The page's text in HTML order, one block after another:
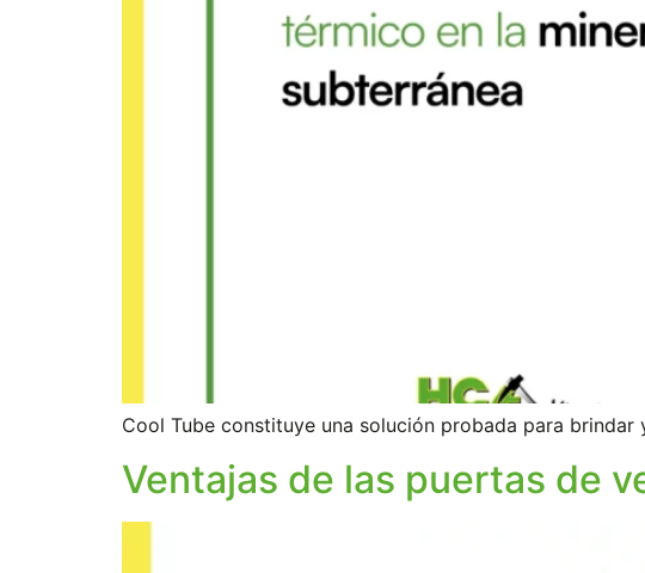
Cool Tube constituye una solución probada para
Ventajas de las puertas de